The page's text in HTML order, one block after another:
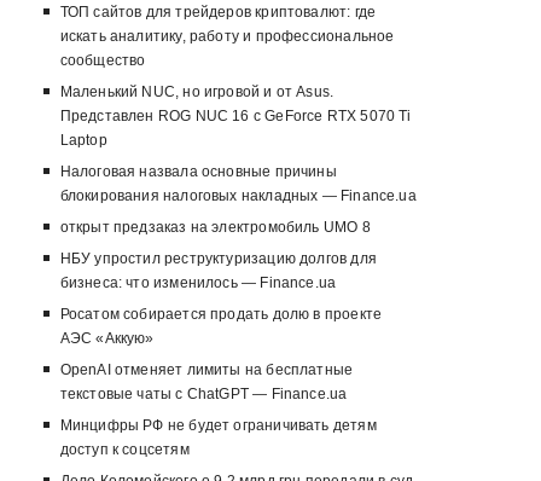
ТОП сайтов для трейдеров криптовалют: где
искать аналитику, работу и профессиональное
сообщество
Маленький NUC, но игровой и от Asus.
Представлен ROG NUC 16 с GeForce RTX 5070 Ti
Laptop
Налоговая назвала основные причины
блокирования налоговых накладных — Finance.ua
открыт предзаказ на электромобиль UMO 8
НБУ упростил реструктуризацию долгов для
бизнеса: что изменилось — Finance.ua
Росатом собирается продать долю в проекте
АЭС «Аккую»
OpenAI отменяет лимиты на бесплатные
текстовые чаты с ChatGPT — Finance.ua
Минцифры РФ не будет ограничивать детям
доступ к соцсетям